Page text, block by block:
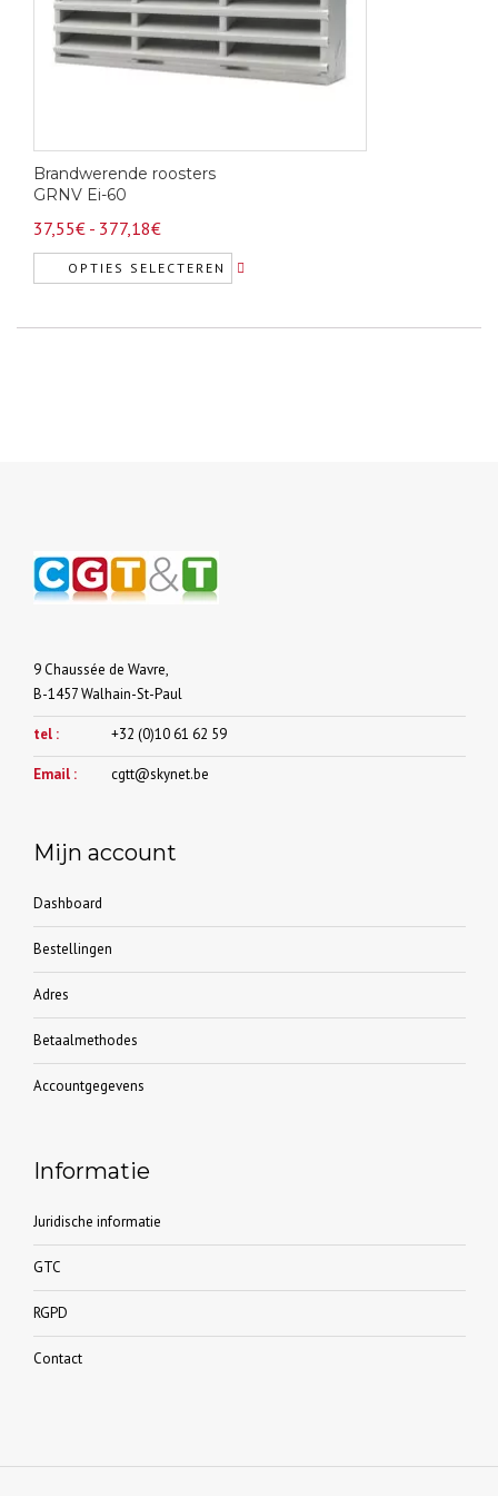
worden
op
de
productpagina
Brandwerende roosters
GRNV Ei-60
37,55€ - 377,18€Prijsklasse:
37,55€
tot
OPTIES SELECTEREN
de
productpagina
9 Chaussée de Wavre,
B-1457 Walhain-St-Paul
tel : +32 (0)10 61 62 59
Email : cgtt@skynet.be
Mijn account
Dashboard
Bestellingen
Adres
Betaalmethodes
Accountgegevens
Informatie
Juridische informatie
GTC
RGPD
Contact